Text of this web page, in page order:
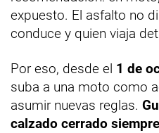
expuesto. El asfalto no
conduce y quien viaja
Por eso, desde el 1 de
suba a una moto como
asumir nuevas reglas.
calzado cerrado siempre